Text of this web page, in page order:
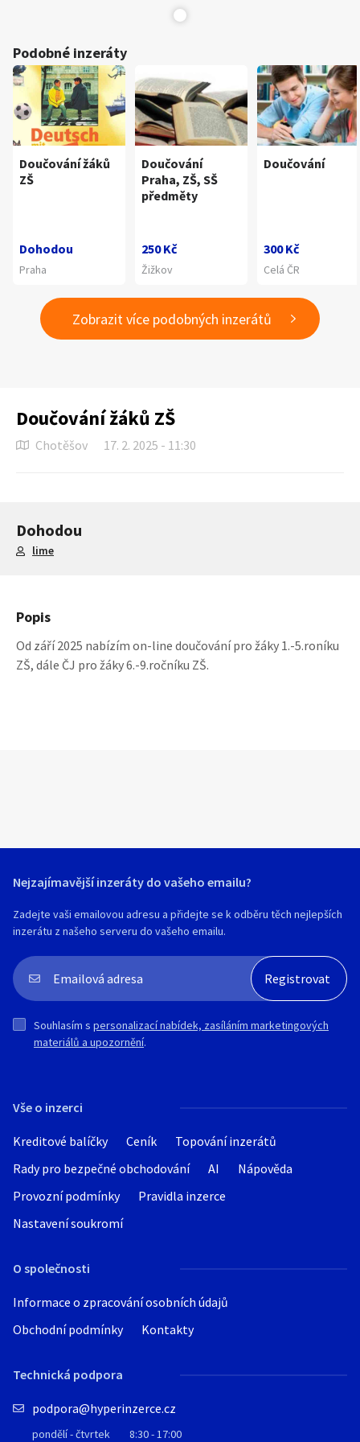
Podobné inzeráty
Doučování žáků
ZŠ
Dohodou
Praha
Doučování
Praha, ZŠ, SŠ
předměty
250 Kč
Žižkov
Doučování
300 Kč
Celá ČR
Zobrazit více podobných inzerátů
Doučování žáků ZŠ
Chotěšov 17. 2. 2025 - 11:30
Dohodou
lime
Popis
Od září 2025 nabízím on-line doučování pro žáky 1.-5.roníku
ZŠ, dále ČJ pro žáky 6.-9.ročníku ZŠ.
Vše o inzerci
Kreditové balíčky Ceník
Topování inzerátů
Rady pro bezpečné obchodování
AI
Nápověda
Provozní podmínky
Pravidla inzerce
Nastavení soukromí
O společnosti
Informace o zpracování osobních údajů
Obchodní podmínky
Kontakty
Technická podpora
podpora@hyperinzerce.cz
pondělí - čtvrtek 8:30 - 17:00
Nejzajímavější inzeráty do vašeho emailu?
Zadejte vaši emailovou adresu a přidejte se k odběru těch nejlepších
inzerátu z našeho serveru do vašeho emailu.
Souhlasím s personalizací nabídek, zasíláním marketingových
materiálů a upozornění.